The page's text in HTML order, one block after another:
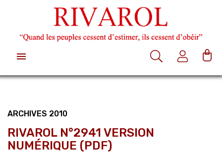

ARCHIVES 2010
RIVAROL N°2941 VERSION
NUMÉRIQUE (PDF)